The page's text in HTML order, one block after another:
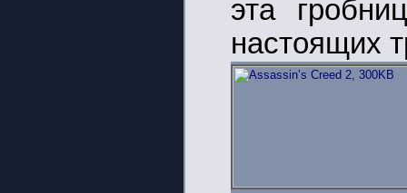
эта
настоящих